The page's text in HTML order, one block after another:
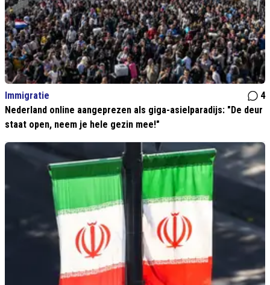
Immigratie
4
Nederland online aangeprezen als giga-asielparadijs: "De deur
staat open, neem je hele gezin mee!"